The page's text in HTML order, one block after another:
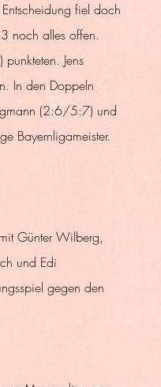
fiel doch
noch alles offen.
Jens
In den Doppeln
(2:6/5:7) und
Bayernligameister.
Günter Wilberg,
und Edi
gegen den